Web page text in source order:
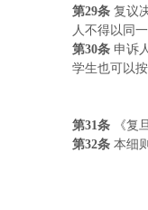
第29条 复议
人不得以同
第30条 申诉
学生也可以
第31条
《复
第32条 本细